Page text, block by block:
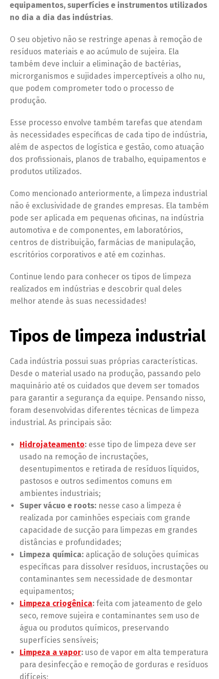
equipamentos, superfícies e instrumentos utilizados
no dia a dia das indústrias.
O seu objetivo não se restringe apenas à remoção de
resíduos materiais e ao acúmulo de sujeira. Ela
também deve incluir a eliminação de bactérias,
microrganismos e sujidades imperceptíveis a olho nu,
que podem comprometer todo o processo de
produção.
Esse processo envolve também tarefas que atendam
às necessidades específicas de cada tipo de indústria,
além de aspectos de logística e gestão, como atuação
dos profissionais, planos de trabalho, equipamentos e
produtos utilizados.
Como mencionado anteriormente, a limpeza industrial
não é exclusividade de grandes empresas. Ela também
pode ser aplicada em pequenas oficinas, na indústria
automotiva e de componentes, em laboratórios,
centros de distribuição, farmácias de manipulação,
escritórios corporativos e até em cozinhas.
Continue lendo para conhecer os tipos de limpeza
realizados em indústrias e descobrir qual deles
melhor atende às suas necessidades!
Tipos de limpeza industrial
Cada indústria possui suas próprias características.
Desde o material usado na produção, passando pelo
maquinário até os cuidados que devem ser tomados
para garantir a segurança da equipe. Pensando nisso,
foram desenvolvidas diferentes técnicas de limpeza
industrial. As principais são:
Hidrojateamento: esse tipo de limpeza deve ser
usado na remoção de incrustações,
desentupimentos e retirada de resíduos líquidos,
pastosos e outros sedimentos comuns em
ambientes industriais;
Super vácuo e roots: nesse caso a limpeza é
realizada por caminhões especiais com grande
capacidade de sucção para limpezas em grandes
distâncias e profundidades;
Limpeza química: aplicação de soluções químicas
específicas para dissolver resíduos, incrustações ou
contaminantes sem necessidade de desmontar
equipamentos;
Limpeza criogênica: feita com jateamento de gelo
seco, remove sujeira e contaminantes sem uso de
água ou produtos químicos, preservando
superfícies sensíveis;
Limpeza a vapor: uso de vapor em alta temperatura
para desinfecção e remoção de gorduras e resíduos
difíceis;